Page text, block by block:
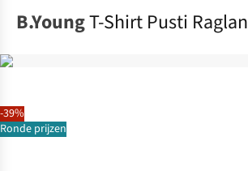
-39%
Ronde prijzen
B.YoungT-Shirt Pusti Raglan